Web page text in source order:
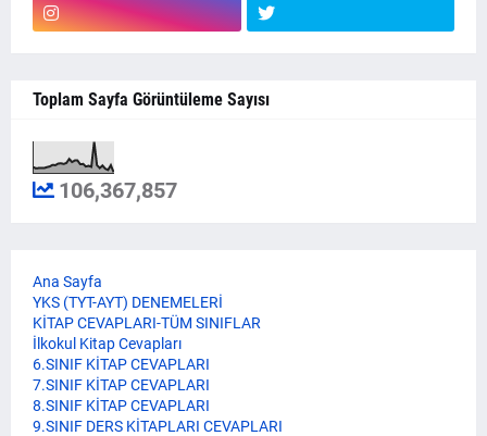
Toplam Sayfa Görüntüleme Sayısı
106,367,857
Ana Sayfa
YKS (TYT-AYT) DENEMELERİ
KİTAP CEVAPLARI-TÜM SINIFLAR
İlkokul Kitap Cevapları
6.SINIF KİTAP CEVAPLARI
7.SINIF KİTAP CEVAPLARI
8.SINIF KİTAP CEVAPLARI
9.SINIF DERS KİTAPLARI CEVAPLARI